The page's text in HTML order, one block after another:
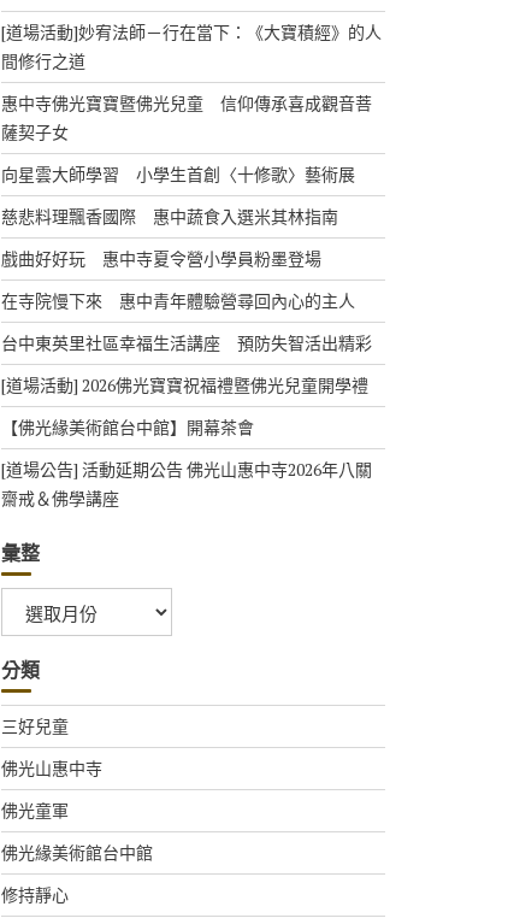
[道場活動]妙宥法師－行在當下：《大寶積經》的人
間修行之道
惠中寺佛光寶寶暨佛光兒童 信仰傳承喜成觀音菩
薩契子女
向星雲大師學習 小學生首創〈十修歌〉藝術展
慈悲料理飄香國際 惠中蔬食入選米其林指南
戲曲好好玩 惠中寺夏令營小學員粉墨登場
在寺院慢下來 惠中青年體驗營尋回內心的主人
台中東英里社區幸福生活講座 預防失智活出精彩
[道場活動] 2026佛光寶寶祝福禮暨佛光兒童開學禮
【佛光緣美術館台中館】開幕茶會
[道場公告] 活動延期公告 佛光山惠中寺2026年八關
齋戒＆佛學講座
彙整
整
分類
三好兒童
佛光山惠中寺
佛光童軍
佛光緣美術館台中館
修持靜心